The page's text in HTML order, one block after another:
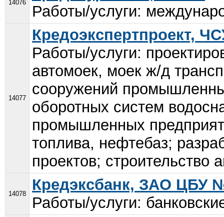
14076
Работы/услуги:
14077
Кредоэкспертпроект,
Работы/услуги:
автомоек, моек ж/д
сооружений
оборотных систем
промышленных
топлива, нефтебаз;
проектов; строительство
14078
Кредэксбанк, ЗАО ЦБУ
Работы/услуги: